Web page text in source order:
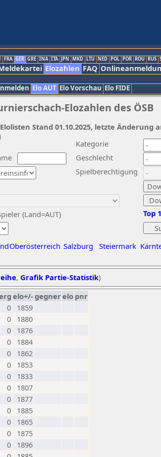
FRA GER GRE INA ITA JPN MKD LTU NED POL POR ROU RUS
Elozahlen FAQ
Elo AUT Elo Vorschau Elo FIDE
Elozahlen des ÖSB
Kategorie
Geschlecht
(Land=AUT)
Spielberechtigung
Oberösterreich Salzburg Steiermark
Top
Stand 01.10.2025, letzte Änderung
, Grafik Partie-Statistik)
elo+/-gegnerelo pnr
0
1859
0
1880
0
1876
0
1884
0
1862
0
1853
0
1833
0
1807
0
1877
0
1885
0
1865
0
1875
0
1896